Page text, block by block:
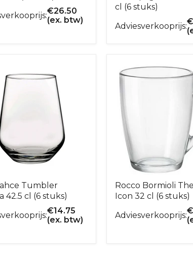
€26.50
(ex. btw)
cl (6 stuks)
Adviesverkooprijs:€
Tumbler
42.5 cl (6 stuks)
€14.75
(ex. btw)
Rocco Bormioli
Icon 32 cl (6 stuks)
Adviesverkooprijs:€